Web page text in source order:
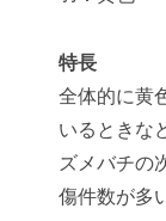
特長
全体的に黄
いるときな
ズメバチの
傷件数が多